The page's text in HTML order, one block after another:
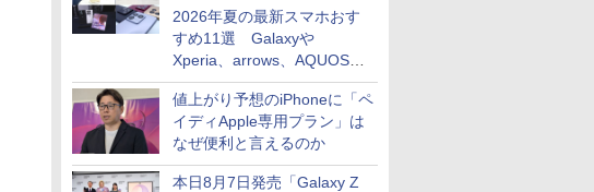
2026年夏の最新スマホおす
すめ11選 Galaxyや
Xperia、arrows、AQUOSな
ど注目機種の特徴は
値上がり予想のiPhoneに「ペ
イディApple専用プラン」は
なぜ便利と言えるのか
本日8月7日発売「Galaxy Z